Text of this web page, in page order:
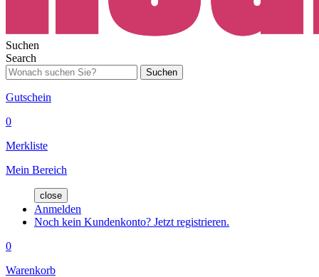
Suchen
Search
Suchen
Gutschein
0
Merkliste
Mein Bereich
close
Anmelden
Noch kein Kundenkonto? Jetzt registrieren.
0
Warenkorb